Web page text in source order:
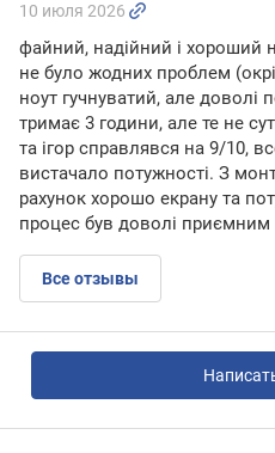
10 июля 2026
файний, надійний і хороший
не було жодних проблем
ноут гучнуватий, але
тримає 3 години, але те не
та ігор справлявся на 9/10,
вистачало потужності. З
рахунок хорошо екрану та
процес був доволі приємним
Все отзывы